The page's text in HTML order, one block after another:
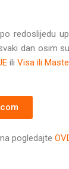
redoslijedu
dan osim
iliVisa ili
pogledajte